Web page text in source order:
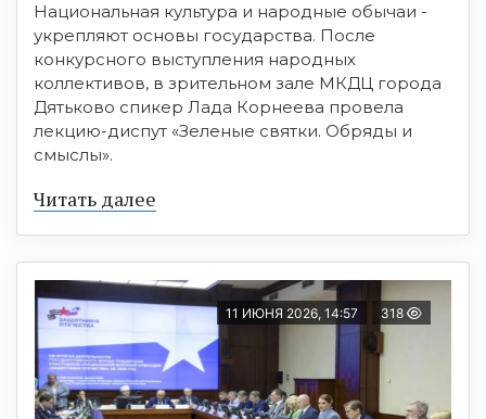
Национальная культура и народные обычаи -
укрепляют основы государства. После
конкурсного выступления народных
коллективов, в зрительном зале МКДЦ города
Дятьково спикер Лада Корнеева провела
лекцию-диспут «Зеленые святки. Обряды и
смыслы».
Читать далее
11 ИЮНЯ 2026, 14:57 318